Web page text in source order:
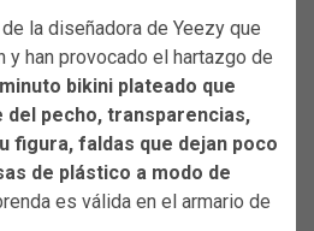
la diseñadora de Yeezy que
y han provocado el hartazgo de
bikini plateado que
del pecho, transparencias,
figura, faldas que dejan poco
de plástico a modo de
es válida en el armario de